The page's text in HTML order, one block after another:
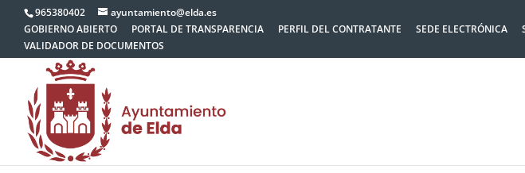
965380402
ayuntamiento@elda.es
GOBIERNO ABIERTO
PORTAL DE TRANSPARENCIA PERFIL DEL CONTRATANTE SEDE ELECTRÓNICA
VALIDADOR DE DOCUMENTOS